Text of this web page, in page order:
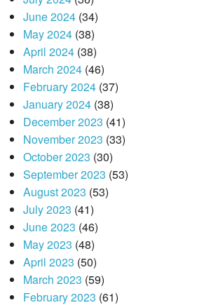
June 2024(34)
May 2024(38)
April 2024(38)
March 2024(46)
February 2024(37)
January 2024(38)
December 2023 (41)
November 2023 (33)
October 2023 (30)
September 2023 (53)
August 2023 (53)
July 2023 (41)
June 2023 (46)
May 2023 (48)
April 2023 (50)
March 2023 (59)
February 2023 (61)